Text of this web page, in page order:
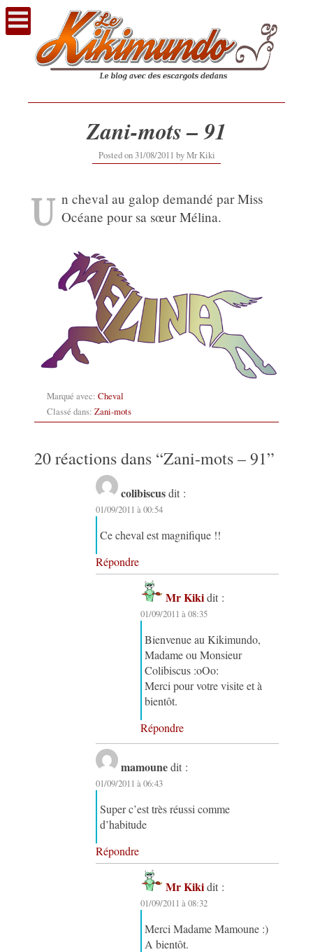
Voir
contenu
Zani-mots – 91
Posted on 31/08/2011 16/09/2019
byMr Kiki
U n cheval au galop demandé par Miss
Océane pour sa sœur Mélina.
Marqué avec: Cheval
Classé dans: Zani-mots
20 réactions dans “Zani-mots – 91”
colibiscus dit :
01/09/2011 à 00:54
Ce cheval est magnifique !!
Répondre
Mr Kiki dit :
01/09/2011 à 08:35
Bienvenue au Kikimundo,
Madame ou Monsieur
Colibiscus :oOo:
Merci pour votre visite et à
bientôt.
Répondre
mamoune dit :
01/09/2011 à 06:43
Super c’est très réussi comme
d’habitude
Répondre
Mr Kiki dit :
01/09/2011 à 08:32
Merci Madame Mamoune :)
A bientôt.